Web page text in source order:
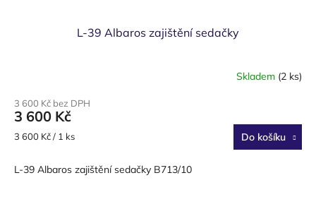
L-39 Albaros zajištění sedačky
Skladem (2 ks)
3 600 Kč bez DPH
3 600 Kč
Měrná
3 600 Kč / 1 ks Do košíku
L-39 Albaros zajištění sedačky B713/10